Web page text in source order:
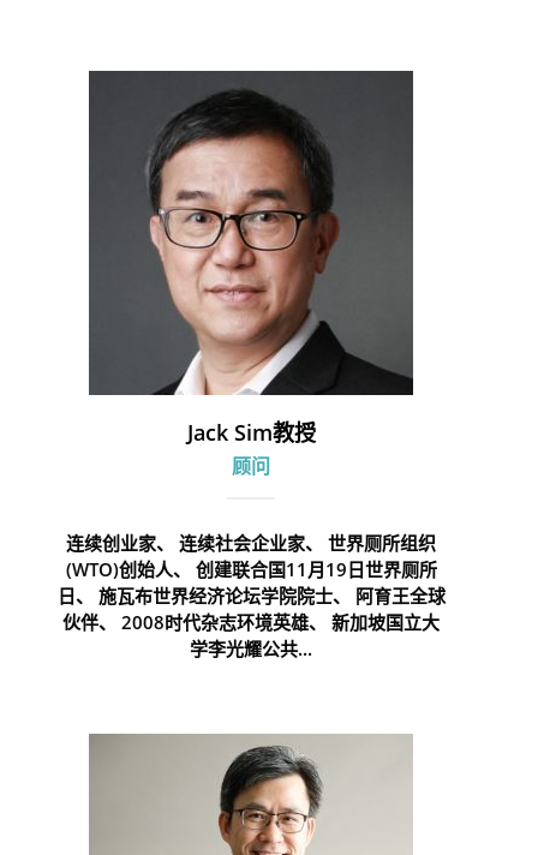
Jack Sim教授
顾问
连续创业家、 连续社会企业家、 世界厕所组织
(WTO)创始人、 创建联合国11月19日世界厕所
日、 施瓦布世界经济论坛学院院士、 阿育王全球
伙伴、 2008时代杂志环境英雄、 新加坡国立大
学李光耀公共...